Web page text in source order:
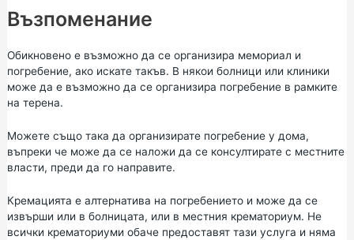
Възпоменание
Обикновено е възможно да се организира мемориал и
погребение, ако искате такъв. В някои болници или клиники
може да е възможно да се организира погребение в рамките
на терена.
Можете също така да организирате погребение у дома,
въпреки че може да се наложи да се консултирате с местните
власти, преди да го направите.
Кремацията е алтернатива на погребението и може да се
извърши или в болницата, или в местния крематориум. Не
всички крематориуми обаче предоставят тази услуга и няма